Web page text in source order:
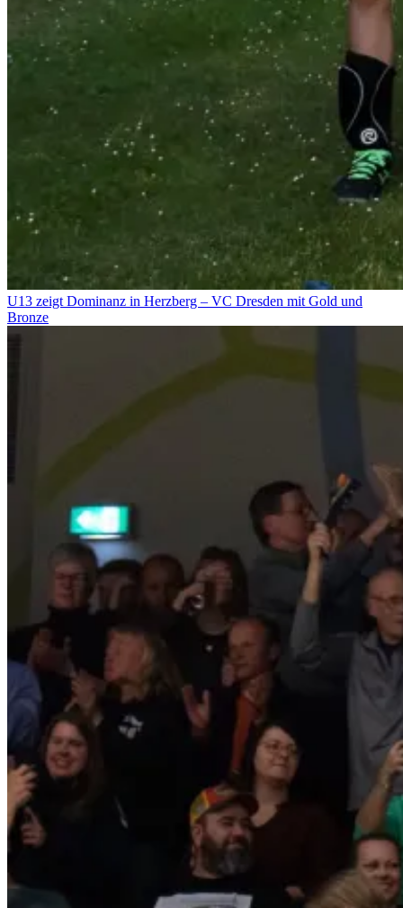
U13 zeigt Dominanz in Herzberg – VC Dresden mit Gold und
Bronze